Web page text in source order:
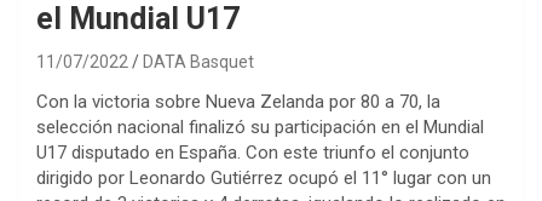
el Mundial U17
11/07/2022 DATA Basquet
Con la victoria sobre Nueva Zelanda por 80 a 70, la
selección nacional finalizó su participación en el Mundial
U17 disputado en España. Con este triunfo el conjunto
dirigido por Leonardo Gutiérrez ocupó el 11° lugar con un